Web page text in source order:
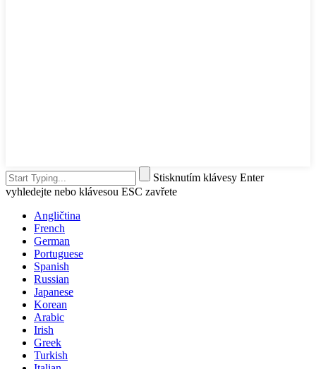
Stisknutím klávesy Enter
vyhledejte nebo klávesou ESC zavřete
Angličtina
French
German
Portuguese
Spanish
Russian
Japanese
Korean
Arabic
Irish
Greek
Turkish